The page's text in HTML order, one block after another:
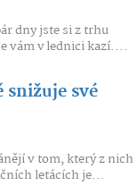
dny jste si z trhu
vám v lednici kazí....
snižuje své
v tom, který z nich
letácích je...